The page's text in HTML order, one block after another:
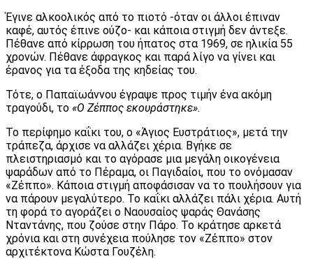
Έγινε αλκοολικός από το πιοτό -όταν οι άλλοι έπιναν
καφέ, αυτός έπινε ούζο- και κάποια στιγμή δεν άντεξε.
Πέθανε από κίρρωση του ήπατος στα 1969, σε ηλικία 55
χρονών. Πέθανε άφραγκος και παρά λίγο να γίνει και
έρανος για τα έξοδα της κηδείας του.
Τότε, ο Παπαϊωάννου έγραψε προς τιμήν ένα ακόμη
τραγούδι, το «Ο Ζέππος εκουράστηκε».
Το περίφημο καΐκι του, ο «Άγιος Ευστράτιος», μετά την
τράπεζα, άρχισε να αλλάζει χέρια. Βγήκε σε
πλειστηριασμό και το αγόρασε μια μεγάλη οικογένεια
ψαράδων από το Πέραμα, οι Παγιδαίοι, που το ονόμασαν
«Ζέππο». Κάποια στιγμή αποφάσισαν να το πουλήσουν για
να πάρουν μεγαλύτερο. Το καΐκι αλλάζει πάλι χέρια. Αυτή
τη φορά το αγοράζει ο Ναουσαίος ψαράς Θανάσης
Νταντάνης, που ζούσε στην Πάρο. Το κράτησε αρκετά
χρόνια και στη συνέχεια πούλησε τον «Ζέππο» στον
αρχιτέκτονα Κώστα Γουζέλη.